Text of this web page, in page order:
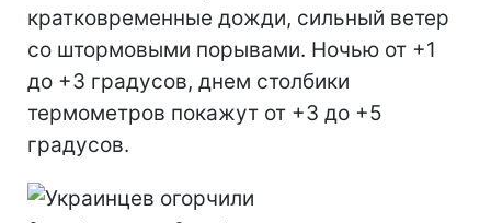
кратковременные дожди, сильный ветер
со штормовыми порывами. Ночью от +1
до +3 градусов, днем столбики
термометров покажут от +3 до +5
градусов.